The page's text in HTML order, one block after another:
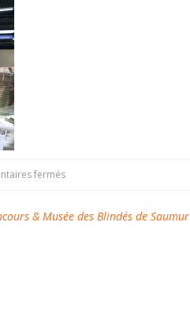
fermés
& Musée des Blindés de Saumur